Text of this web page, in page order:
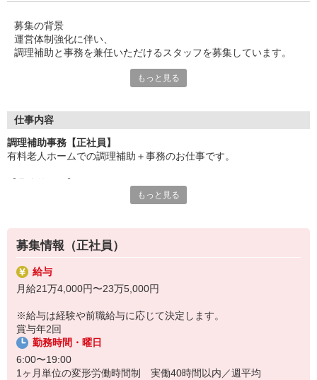
募集の背景
運営体制強化に伴い、
調理補助と事務を兼任いただけるスタッフを募集しています。
これまで業務を分担していましたが、
教育体制を整えております。
未経験でも安心の理由
もっと見る
仕事内容
調理補助事務【正社員】
有料老人ホームでの調理補助＋事務のお仕事です。
・電話対応、シフト作成
★PCスキルを活かせる
★セカンドキャリアを応援
・調理場未経験スタート多数
・落ち着いた職場で長く働ける
・生活リズムが安定
もっと見る
募集情報（正社員）
給与
月給21万4,000円〜23万5,000円
※給与は経験や前職給与に応じて決定します。
賞与年2回
勤務時間・曜日
6:00〜19:00
1ヶ月単位の変形労働時間制 実働40時間以内／週平均